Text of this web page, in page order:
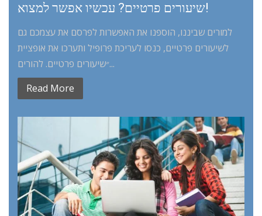
שיעורים פרטיים? עכשיו אפשר למצוא!
למורים שביננו, הוספנו את האפשרות לפרסם את עצמכם גם
לשיעורים פרטיים, כנסו לעריכת פרופיל ותערכו את אופציית
״שיעורים פרטיים. להורים...
Read More